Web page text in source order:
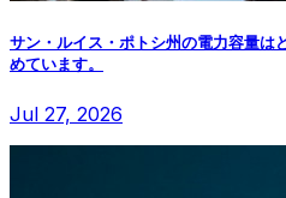
サン・ルイス・ポトシ州の電力容量は
めています。
Jul 27, 2026